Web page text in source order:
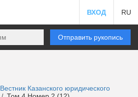
ВХОД RU
Отправить рукопись
Вестник Казанского юридического